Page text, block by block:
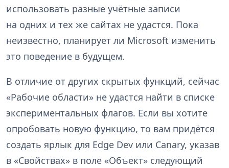
использовать разные учётные записи
на одних и тех же сайтах не удастся. Пока
неизвестно, планирует ли Microsoft изменить
это поведение в будущем.
В отличие от других скрытых функций, сейчас
«Рабочие области» не удастся найти в списке
экспериментальных флагов. Если вы хотите
опробовать новую функцию, то вам придётся
создать ярлык для Edge Dev или Canary, указав
в «Свойствах» в поле «Объект» следующий